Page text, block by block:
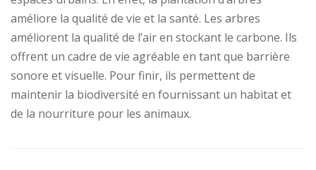
améliore la qualité de vie et la santé. Les arbres
améliorent la qualité de l’air en stockant le carbone. Ils
offrent un cadre de vie agréable en tant que barrière
sonore et visuelle. Pour finir, ils permettent de
maintenir la biodiversité en fournissant un habitat et
de la nourriture pour les animaux.